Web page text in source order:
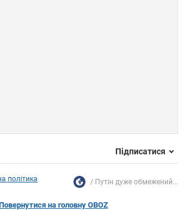
Підписатися
політика Путін дуже обмежений...
на головну OBOZ